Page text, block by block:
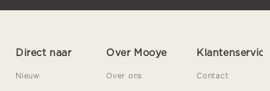
Direct naar
Nieuw
Over Mooye
Over ons
Klantenservice
Contact